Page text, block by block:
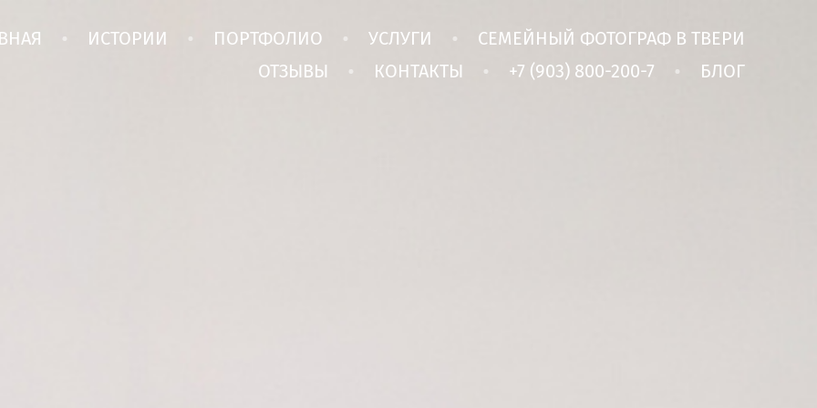
ИСТОРИИ ПОРТФОЛИО УСЛУГИ
СЕМЕЙНЫЙ ФОТОГРАФ В ТВЕРИ
ОТЗЫВЫ
КОНТАКТЫ +7 (903) 800-200-7 БЛОГ